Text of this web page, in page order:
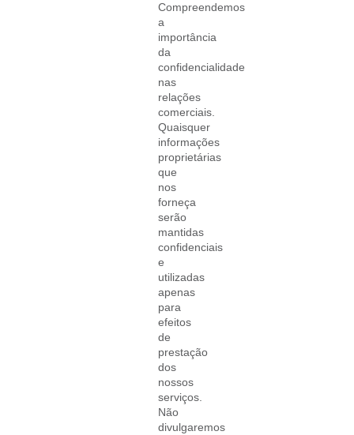
Compreendemos
a
importância
da
confidencialidade
nas
relações
comerciais.
Quaisquer
informações
proprietárias
que
nos
forneça
serão
mantidas
confidenciais
e
utilizadas
apenas
para
efeitos
de
prestação
dos
nossos
serviços.
Não
divulgaremos